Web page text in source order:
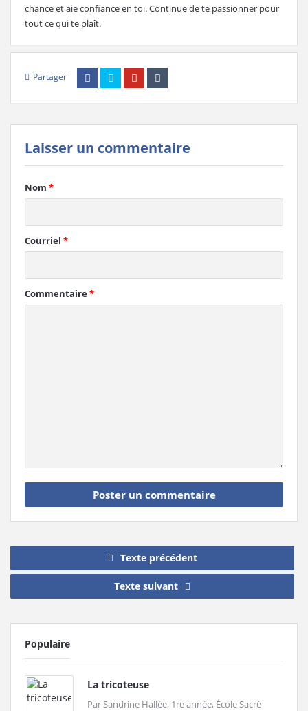
chance et aie confiance en toi. Continue de te passionner pour
tout ce qui te plaît.
Partager
Laisser un commentaire
Nom *
Courriel *
Commentaire*
Texte précédent
Texte suivant
Populaire
La tricoteuse
Par Sandrine Hallée, 1re année, École Sacré-